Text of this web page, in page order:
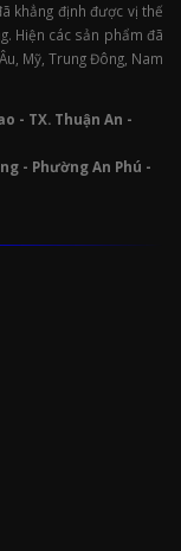
khẳng định được vị thế
Hiện các sản phẩm đã
Mỹ, Trung Đông, Nam
- TX. Thuận An -
- Phường An Phú -